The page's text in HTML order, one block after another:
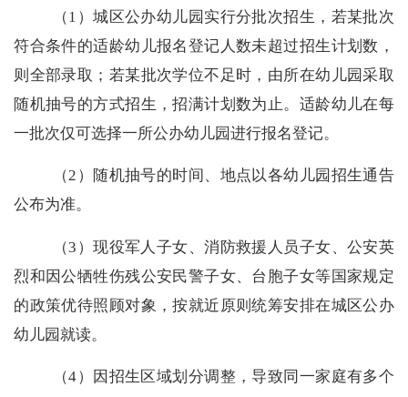
（1 ）城区公办幼儿园实行分批次招生，若某批次
符合条件的适龄幼儿报名登记人数未超过招生计划数，
则全部录取；若某批次学位不足时，由所在幼儿园采取
随机抽号的方式招生，招满计划数为止。适龄幼儿在每
一批次仅可选择一所公办幼儿园进行报名登记。
（2 ）随机抽号的时间、地点以各幼儿园招生通告
公布为准。
（3 ）现役军人子女、消防救援人员子女、公安英
烈和因公牺牲伤残公安民警子女、台胞子女等国家规定
的政策优待照顾对象，按就近原则统筹安排在城区公办
幼儿园就读。
（4）因招生区域划分调整，导致同一家庭有多个